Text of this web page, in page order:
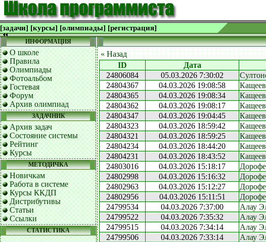
[задачи] [курсы] [олимпиады] [регистрация]
ИНФОРМАЦИЯ
О школе
Правила
Олимпиады
Фотоальбом
Гостевая
Форум
Архив олимпиад
ЗАДАЧНИК
Архив задач
Состояние системы
Рейтинг
Курсы
МЕТОДИЧКА
Новичкам
Работа в системе
Курсы ККДП
Дистрибутивы
Статьи
Ссылки
СТАТИСТИКА
« Назад
ID
Дата
24806084
05.03.2026 7:30:02
24804367
04.03.2026 19:08:58
24804365
04.03.2026 19:08:34
24804362
04.03.2026 19:08:17
24804347
04.03.2026 19:04:45
24804323
04.03.2026 18:59:42
24804321
04.03.2026 18:59:25
24804234
04.03.2026 18:44:20
24804231
04.03.2026 18:43:52
24803016
04.03.2026 15:18:17
24802998
04.03.2026 15:16:32
24802963
04.03.2026 15:12:27
24802956
04.03.2026 15:11:51
24799534
04.03.2026 7:37:00 Алау
24799522
04.03.2026 7:35:32 Алау
24799515
04.03.2026 7:34:14 Алау
24799506
04.03.2026 7:33:14 Алау